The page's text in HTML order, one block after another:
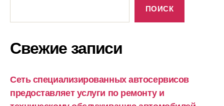
ПОИСК
Свежие записи
Сеть специализированных автосервисов
предоставляет услуги по ремонту и